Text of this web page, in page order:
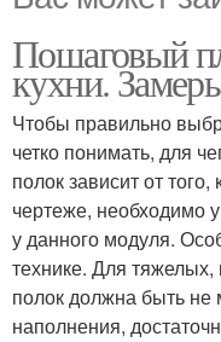
Пошаговый
кухни.
Чтобы правильно
четко понимать, для
полок зависит от
чертеже, необходимо
у данного модуля.
технике. Для
полок должна быть не
наполнения,